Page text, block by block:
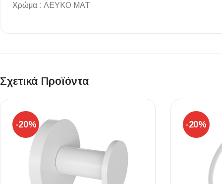
Επένδυσης Τοίχου
Χρώμα : ΛΕΥΚΟ ΜΑΤ
Σχετικά Προϊόντα
-20% -20%